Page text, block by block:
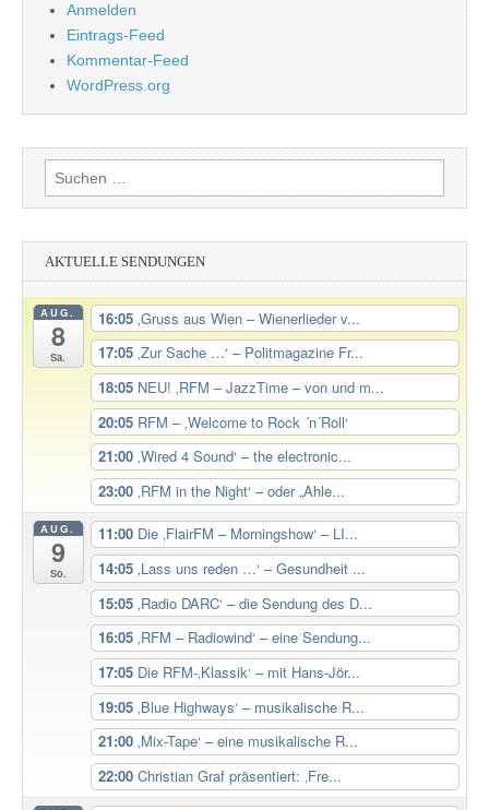
Anmelden
Eintrags-Feed
Kommentar-Feed
WordPress.org
Suchen
nach:
AKTUELLE SENDUNGEN
AUG.
8
Sa.
16:05 ‚Gruss aus Wien – Wienerlieder v...
17:05 ‚Zur Sache …‘ – Politmagazine Fr...
18:05 NEU! ‚RFM – JazzTime – von und m...
20:05 RFM – ‚Welcome to Rock ´n´Roll‘
21:00 ‚Wired 4 Sound‘ – the electronic...
23:00 ‚RFM in the Night‘ – oder „Ahle...
AUG.
9
So.
11:00 Die ‚FlairFM – Morningshow‘ – LI...
14:05 ‚Lass uns reden …‘ – Gesundheit ...
15:05 ‚Radio DARC‘ – die Sendung des D...
16:05 ‚RFM – Radiowind‘ – eine Sendung...
17:05 Die RFM-‚Klassik‘ – mit Hans-Jör...
19:05 ‚Blue Highways‘ – musikalische R...
21:00 ‚Mix-Tape‘ – eine musikalische R...
22:00 Christian Graf präsentiert: ‚Fre...